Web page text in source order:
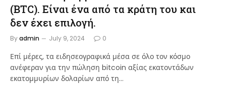
(BTC). Είναι ένα από τα κράτη του και
δεν έχει επιλογή.
Byadmin July 9, 2024 0
Επί μέρες, τα ειδησεογραφικά μέσα σε όλο τον κόσμο
ανέφεραν για την πώληση bitcoin αξίας εκατοντάδων
εκατομμυρίων δολαρίων από τη…